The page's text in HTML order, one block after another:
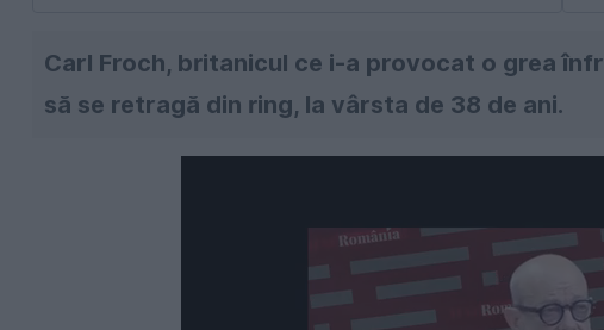
Carl Froch, britanicul ce i-a provocat o grea
să se retragă din ring, la vârsta de 38 de ani.